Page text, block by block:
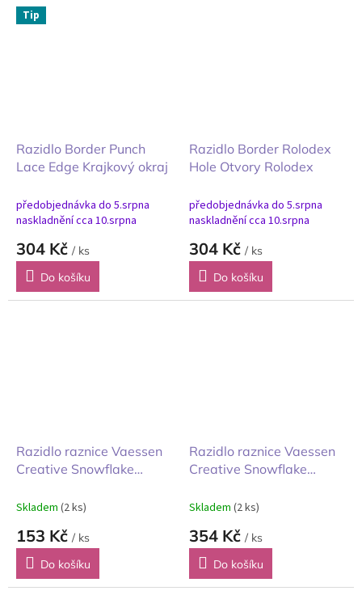
Tip
Razidlo Border Punch
Lace Edge Krajkový okraj
předobjednávka do 5.srpna
naskladnění cca 10.srpna
304 Kč / ks
Do košíku
Razidlo Border Rolodex
Hole Otvory Rolodex
předobjednávka do 5.srpna
naskladnění cca 10.srpna
304 Kč / ks
Do košíku
Razidlo raznice Vaessen
Creative Snowflake
malá 2,2x2,5cm
Skladem (2 ks)
153 Kč / ks
Do košíku
Razidlo raznice Vaessen
Creative Snowflake
Jumbo 5cm
Skladem (2 ks)
354 Kč / ks
Do košíku